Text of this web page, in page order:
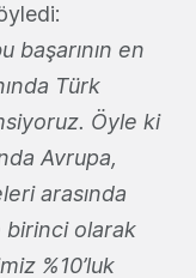
başarının en
Türk
Öyle ki
Avrupa,
arasında
birinci olarak
%10’luk